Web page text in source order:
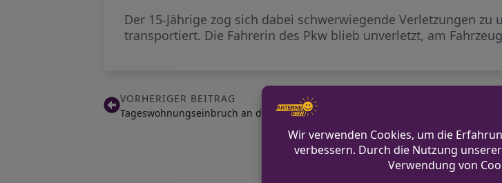
Der 15-Jährige zog sich dabei schwerwiegende Verletzungen
transportiert. Die Fahrerin des Pkw blieb unverletzt, am
VORHERIGER BEITRAG
Tageswohnungseinbruch an der Schusterstraße in Langenberg